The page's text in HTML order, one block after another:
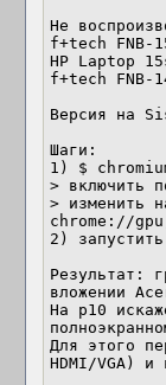
Не
f+tech FNB-
HP Laptop
f+tech FNB-
Версия на
Шаги:
1) $
> включить
> изменить
chrome://
2)
Результат:
вложении
На p10
Для этого
HDMI/VGA)